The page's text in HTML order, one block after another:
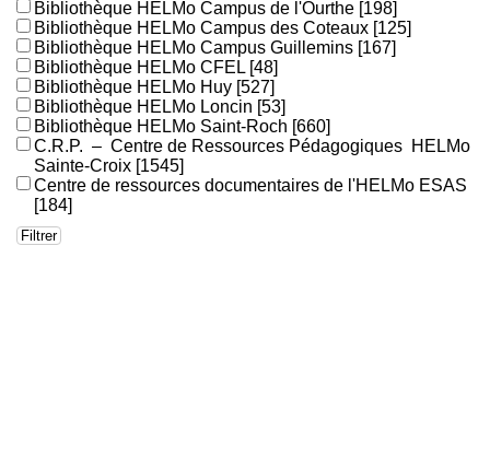
Bibliothèque HELMo Campus de l'Ourthe [198]
Bibliothèque HELMo Campus des Coteaux [125]
Bibliothèque HELMo Campus Guillemins [167]
Bibliothèque HELMo CFEL [48]
Bibliothèque HELMo Huy [527]
Bibliothèque HELMo Loncin [53]
Bibliothèque HELMo Saint-Roch [660]
C.R.P. – Centre de Ressources Pédagogiques HELMo
Sainte-Croix [1545]
Centre de ressources documentaires de l'HELMo ESAS
[184]